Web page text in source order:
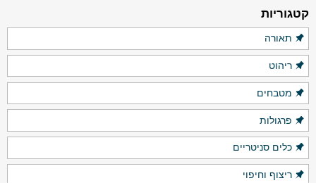
קטגוריות
תאורה
ריהוט
מטבחים
פרגולות
כלים סניטריים
ריצוף וחיפוי